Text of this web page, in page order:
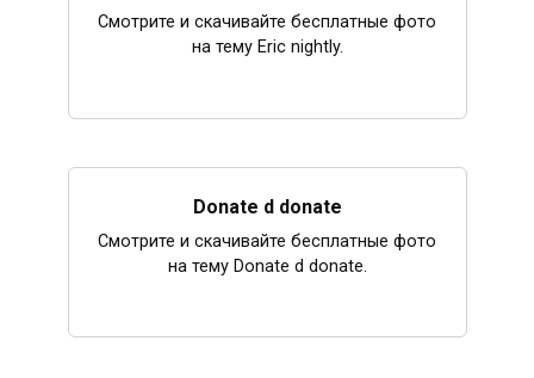
Смотрите и скачивайте бесплатные фото
на тему Eric nightly.
Donate d donate
Смотрите и скачивайте бесплатные фото
на тему Donate d donate.